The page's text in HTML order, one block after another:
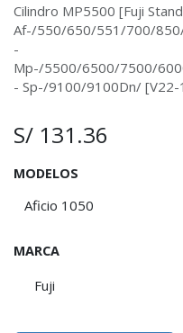
Cilindro MP5500 [Fuji
Af-/550/650/551/700/
-
Mp-/5500/6500/7500/
- Sp-/9100/9100Dn/
S/ 131.36
MODELOS
MARCA
Fuji